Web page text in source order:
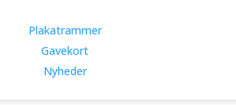
Plakatrammer
Gavekort
Nyheder